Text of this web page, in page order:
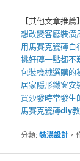
【其他文章推薦】
想改變客廳裝潢
用馬賽克瓷磚自
挑好磚一點都不
包裝機械選購的
居家隱形鐵窗安
買沙發時常發生
馬賽克瓷磚diy
分類:裝潢設計 ，